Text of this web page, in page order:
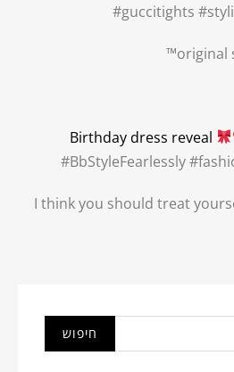
#guccitights
Birthday dress reveal
#BbStyleFearlessly